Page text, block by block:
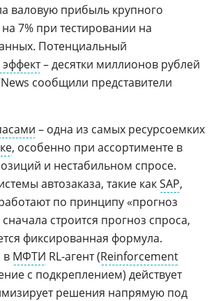
валовую прибыль крупного
7% при тестировании на
Потенциальный
– десятки миллионов рублей
сообщили представители
– одна из самых ресурсоемких
, особенно при ассортименте в
и нестабильном спросе.
автозаказа, такие какSAP,
работают по принципу «прогноз
строится прогноз спроса,
фиксированная формула.
в МФТИ RL-агент (Reinforcement
с подкреплением) действует
решения напрямую под